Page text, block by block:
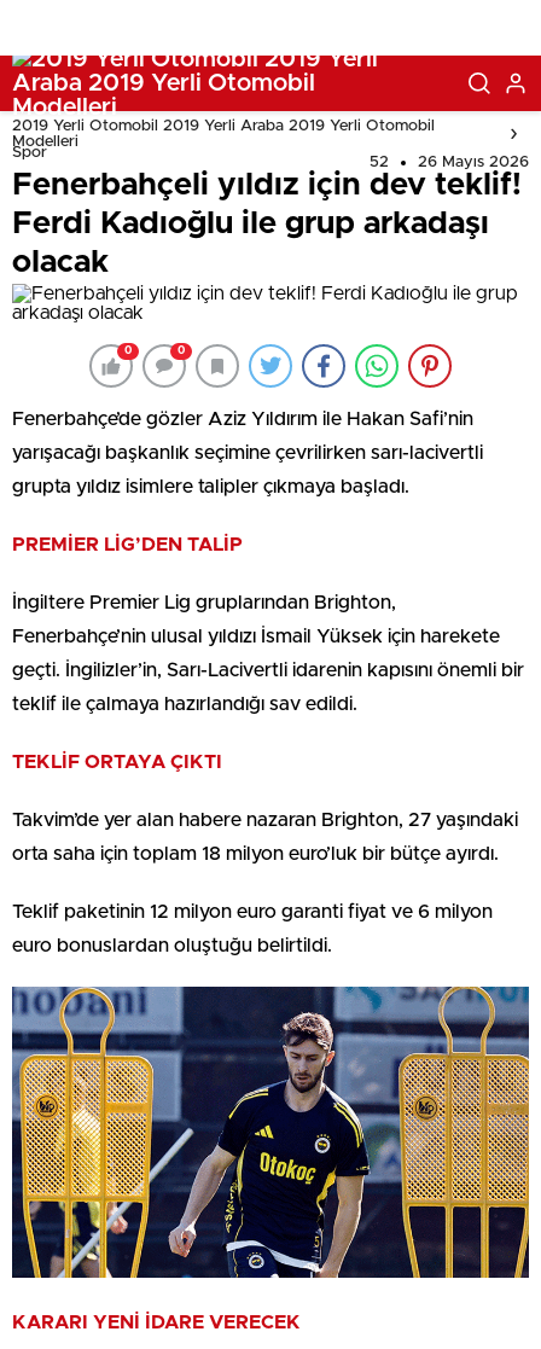
2019 Yerli Otomobil 2019 Yerli Araba 2019 Yerli Otomobil
Modelleri
Spor
52 26 Mayıs 2026
Fenerbahçeli yıldız için dev teklif!
Ferdi Kadıoğlu ile grup arkadaşı
olacak
0 0
Fenerbahçe’de gözler Aziz Yıldırım ile Hakan Safi’nin
yarışacağı başkanlık seçimine çevrilirken sarı-lacivertli
grupta yıldız isimlere talipler çıkmaya başladı.
PREMİER LİG’DEN TALİP
İngiltere Premier Lig gruplarından Brighton,
Fenerbahçe’nin ulusal yıldızı İsmail Yüksek için harekete
geçti. İngilizler’in, Sarı-Lacivertli idarenin kapısını önemli bir
teklif ile çalmaya hazırlandığı sav edildi.
TEKLİF ORTAYA ÇIKTI
Takvim’de yer alan habere nazaran Brighton, 27 yaşındaki
orta saha için toplam 18 milyon euro’luk bir bütçe ayırdı.
Teklif paketinin 12 milyon euro garanti fiyat ve 6 milyon
euro bonuslardan oluştuğu belirtildi.
KARARI YENİ İDARE VERECEK